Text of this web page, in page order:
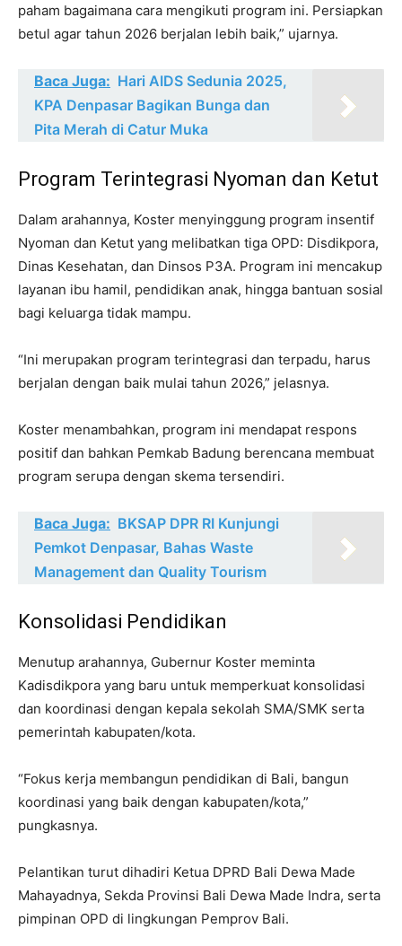
paham bagaimana cara mengikuti program ini. Persiapkan
betul agar tahun 2026 berjalan lebih baik,” ujarnya.
Baca Juga: Hari AIDS Sedunia 2025,
KPA Denpasar Bagikan Bunga dan
Pita Merah di Catur Muka
Program Terintegrasi Nyoman dan Ketut
Dalam arahannya, Koster menyinggung program insentif
Nyoman dan Ketut yang melibatkan tiga OPD: Disdikpora,
Dinas Kesehatan, dan Dinsos P3A. Program ini mencakup
layanan ibu hamil, pendidikan anak, hingga bantuan sosial
bagi keluarga tidak mampu.
“Ini merupakan program terintegrasi dan terpadu, harus
berjalan dengan baik mulai tahun 2026,” jelasnya.
Koster menambahkan, program ini mendapat respons
positif dan bahkan Pemkab Badung berencana membuat
program serupa dengan skema tersendiri.
Baca Juga: BKSAP DPR RI Kunjungi
Pemkot Denpasar, Bahas Waste
Management dan Quality Tourism
Konsolidasi Pendidikan
Menutup arahannya, Gubernur Koster meminta
Kadisdikpora yang baru untuk memperkuat konsolidasi
dan koordinasi dengan kepala sekolah SMA/SMK serta
pemerintah kabupaten/kota.
“Fokus kerja membangun pendidikan di Bali, bangun
koordinasi yang baik dengan kabupaten/kota,”
pungkasnya.
Pelantikan turut dihadiri Ketua DPRD Bali Dewa Made
Mahayadnya, Sekda Provinsi Bali Dewa Made Indra, serta
pimpinan OPD di lingkungan Pemprov Bali.